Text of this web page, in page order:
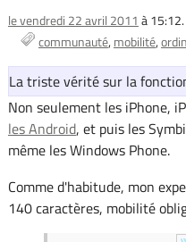
le vendredi 22 avril 2011 à 15:12.
communauté mobilité
La triste vérité sur la
Non seulement les iPhone,
les Android, et puis les
même les Windows Phone.
Comme d'habitude, mon
140 caractères, mobilité